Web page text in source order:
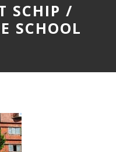
SCHIP /
SCHOOL